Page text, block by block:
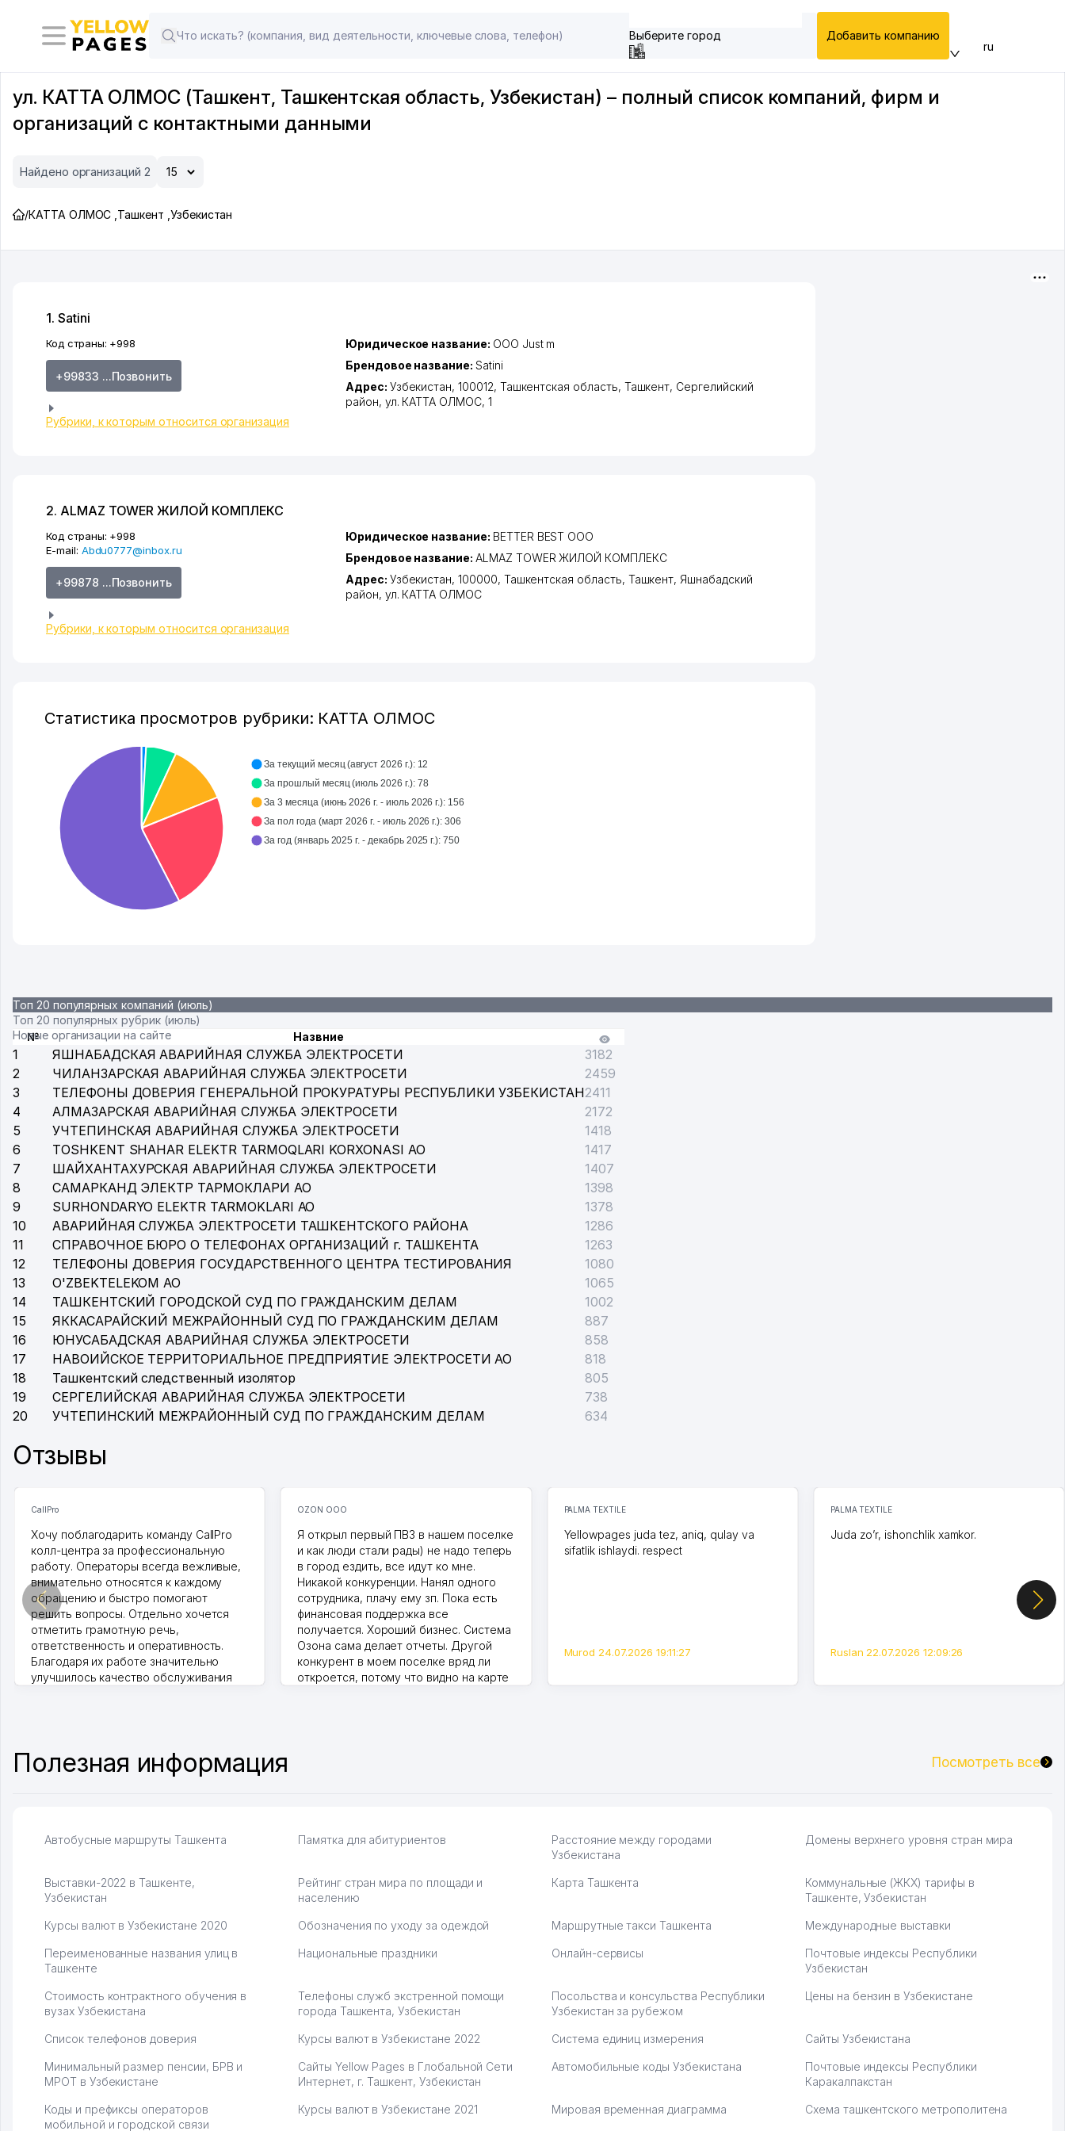
Выберите город Добавить компанию
ru
ул. КАТТА ОЛМОС (Ташкент, Ташкентская область, Узбекистан) – полный список компаний, фирм и
организаций с контактными данными
Найдено организаций 2
/КАТТА ОЛМОС Ташкент Узбекистан
1. Satini
Код страны: +998
+99833 ...Позвонить
Рубрики, к которым относится организация
Юридическое название: OOO Just m
Брендовое название: Satini
Адрес: Узбекистан, 100012, Ташкентская область, Ташкент, Сергелийский
район, ул. КАТТА ОЛМОС, 1
2. ALMAZ TOWER ЖИЛОЙ КОМПЛЕКС
Код страны: +998
E-mail: Abdu0777@inbox.ru
+99878 ...Позвонить
Рубрики, к которым относится организация
Юридическое название: BETTER BEST OOO
Брендовое название: ALMAZ TOWER ЖИЛОЙ КОМПЛЕКС
Адрес: Узбекистан, 100000, Ташкентская область, Ташкент, Яшнабадский
район, ул. КАТТА ОЛМОС
Статистика просмотров рубрики: КАТТА ОЛМОС
За текущий месяц (август 2026 г.): 12
За прошлый месяц (июль 2026 г.): 78
За 3 месяца (июнь 2026 г. - июль 2026 г.): 156
За пол года (март 2026 г. - июль 2026 г.): 306
За год (январь 2025 г. - декабрь 2025 г.): 750
Топ 20 популярных компаний (июль)
Топ 20 популярных рубрик (июль)
Новые организации на сайте
№ Назвние
1 ЯШНАБАДСКАЯ АВАРИЙНАЯ СЛУЖБА ЭЛЕКТРОСЕТИ
3182
2
ЧИЛАНЗАРСКАЯ АВАРИЙНАЯ СЛУЖБА ЭЛЕКТРОСЕТИ
2459
3
ТЕЛЕФОНЫ ДОВЕРИЯ ГЕНЕРАЛЬНОЙ ПРОКУРАТУРЫ РЕСПУБЛИКИ УЗБЕКИСТАН2411
4
АЛМАЗАРСКАЯ АВАРИЙНАЯ СЛУЖБА ЭЛЕКТРОСЕТИ
2172
5
УЧТЕПИНСКАЯ АВАРИЙНАЯ СЛУЖБА ЭЛЕКТРОСЕТИ
1418
6
TOSHKENT SHAHAR ELEKTR TARMOQLARI KORXONASI АО
1417
7
ШАЙХАНТАХУРСКАЯ АВАРИЙНАЯ СЛУЖБА ЭЛЕКТРОСЕТИ
1407
8
САМАРКАНД ЭЛЕКТР ТАРМОКЛАРИ АО
1398
9
SURHONDARYO ELEKTR TARMOKLARI АО
1378
10
АВАРИЙНАЯ СЛУЖБА ЭЛЕКТРОСЕТИ ТАШКЕНТСКОГО РАЙОНА
1286
11
СПРАВОЧНОЕ БЮРО О ТЕЛЕФОНАХ ОРГАНИЗАЦИЙ г. ТАШКЕНТА
1263
12
ТЕЛЕФОНЫ ДОВЕРИЯ ГОСУДАРСТВЕННОГО ЦЕНТРА ТЕСТИРОВАНИЯ
1080
13
O'ZBEKTELEKOM АО
1065
14
ТАШКЕНТСКИЙ ГОРОДСКОЙ СУД ПО ГРАЖДАНСКИМ ДЕЛАМ
1002
15
ЯККАСАРАЙСКИЙ МЕЖРАЙОННЫЙ СУД ПО ГРАЖДАНСКИМ ДЕЛАМ
887
16
ЮНУСАБАДСКАЯ АВАРИЙНАЯ СЛУЖБА ЭЛЕКТРОСЕТИ
858
17
НАВОИЙСКОЕ ТЕРРИТОРИАЛЬНОЕ ПРЕДПРИЯТИЕ ЭЛЕКТРОСЕТИ АО
818
18
Ташкентский следственный изолятор
805
19
СЕРГЕЛИЙСКАЯ АВАРИЙНАЯ СЛУЖБА ЭЛЕКТРОСЕТИ
738
20
УЧТЕПИНСКИЙ МЕЖРАЙОННЫЙ СУД ПО ГРАЖДАНСКИМ ДЕЛАМ 634
Отзывы
CallPro
Хочу поблагодарить команду CallPro
колл-центра за профессиональную
работу. Операторы всегда вежливые,
внимательно относятся к каждому
обращению и быстро помогают
решить вопросы. Отдельно хочется
отметить грамотную речь,
ответственность и оперативность.
Благодаря их работе значительно
улучшилось качество обслуживания
OZON ООО
Я открыл первый ПВЗ в нашем поселке
и как люди стали рады) не надо теперь
в город ездить, все идут ко мне.
Никакой конкуренции. Нанял одного
сотрудника, плачу ему зп. Пока есть
финансовая поддержка все
получается. Хороший бизнес. Система
Озона сама делает отчеты. Другой
конкурент в моем поселке вряд ли
откроется, потому что видно на карте
PALMA TEXTILE
Yellowpages juda tez, aniq, qulay va
sifatlik ishlaydi. respect
Murod 24.07.2026 19:11:27
PALMA TEXTILE
Juda zo’r, ishonchlik xamkor.
Ruslan 22.07.2026 12:09:26
Полезная информация Посмотреть все
Автобусные маршруты Ташкента Памятка для абитуриентов
Расстояние между городами
Узбекистана
Домены верхнего уровня стран мира
Выставки-2022 в Ташкенте,
Узбекистан
Рейтинг стран мира по площади и
населению
Карта Ташкента
Коммунальные (ЖКХ) тарифы в
Ташкенте, Узбекистан
Курсы валют в Узбекистане 2020 Обозначения по уходу за одеждой Маршрутные такси Ташкента Международные выставки
Переименованные названия улиц в
Ташкенте
Национальные праздники Онлайн-сервисы
Почтовые индексы Республики
Узбекистан
Стоимость контрактного обучения в
вузах Узбекистана
Телефоны служб экстренной помощи
города Ташкента, Узбекистан
Посольства и консульства Республики
Узбекистан за рубежом
Цены на бензин в Узбекистане
Список телефонов доверия Курсы валют в Узбекистане 2022 Система единиц измерения Сайты Узбекистана
Минимальный размер пенсии, БРВ и
МРОТ в Узбекистане
Сайты Yellow Pages в Глобальной Сети
Интернет, г. Ташкент, Узбекистан
Автомобильные коды Узбекистана
Почтовые индексы Республики
Каракалпакстан
Коды и префиксы операторов
мобильной и городской связи
Курсы валют в Узбекистане 2021 Мировая временная диаграмма Схема ташкентского метрополитена